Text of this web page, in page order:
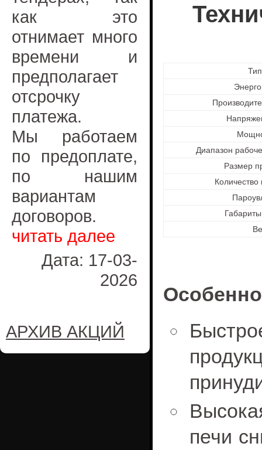
как это
отнимает много
времени и
предполагает
отсрочку
платежа.
Мы работаем
по предоплате,
по нашим
вариантам
договоров.
читать далее
Дата: 17-03-
2026
АРХИВ АКЦИЙ
Диапазон
Размер
печи